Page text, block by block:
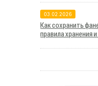
03.02.2026
Как сохранить
правила хранения